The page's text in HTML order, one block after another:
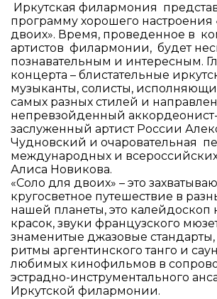
Иркутская филармония
программу хорошего настроения
двоих». Время, проведенное в
артистов филармонии, будет
познавательным и интересным.
концерта – блистательные
музыканты, солисты,
самых разных стилей и
непревзойденный аккордеонист-
заслуженный артист России
Чудновский и очаровательная
международных и
Алиса Новикова.
«Соло для двоих» – это
кругосветное путешествие в
нашей планеты, это
красок, звуки французского
знаменитые джазовые
ритмы аргентинского танго и
любимых кинофильмов в
эстрадно-инструментального
Иркутской филармонии.